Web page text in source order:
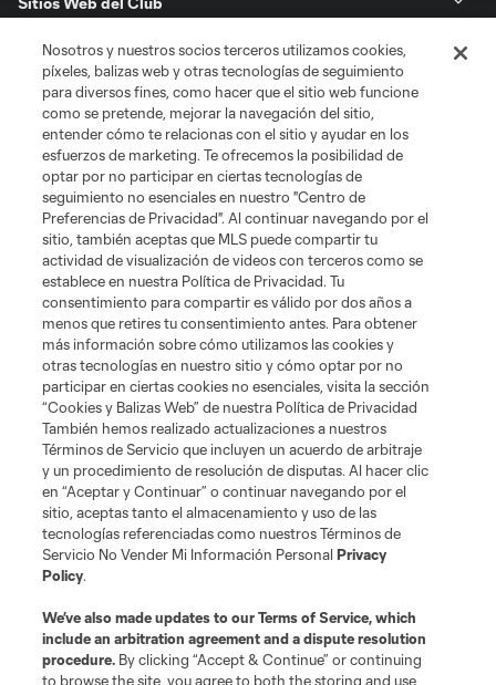
Club
Tickets
News
MLSSOCCER.COM
Terminos de servicio
Politica de privacidad
Do Not Sell or Share My Personal Information
Cookies Settings
©2026 MLS. The Major League Soccer and MLS name and shield are
registered trademarks of Major League Soccer, L.L.C. (“MLS”). The names
and logos of MLS teams are registered and/or common law trademarks of
MLS or are used with the permission of their owners. Any unauthorized use
is forbidden.
Nosotros y nuestros socios terceros utilizamos cookies,
píxeles, balizas web y otras tecnologías de seguimiento
para diversos fines, como hacer que el sitio web funcione
como se pretende, mejorar la navegación del sitio,
entender cómo te relacionas con el sitio y ayudar en los
esfuerzos de marketing. Te ofrecemos la posibilidad de
optar por no participar en ciertas tecnologías de
seguimiento no esenciales en nuestro "Centro de
Preferencias de Privacidad". Al continuar navegando por el
sitio, también aceptas que MLS puede compartir tu
actividad de visualización de videos con terceros como se
establece en nuestra Política de Privacidad. Tu
consentimiento para compartir es válido por dos años a
menos que retires tu consentimiento antes. Para obtener
más información sobre cómo utilizamos las cookies y
otras tecnologías en nuestro sitio y cómo optar por no
participar en ciertas cookies no esenciales, visita la sección
“Cookies y Balizas Web” de nuestra Política de Privacidad
También hemos realizado actualizaciones a nuestros
Términos de Servicio que incluyen un acuerdo de arbitraje
y un procedimiento de resolución de disputas. Al hacer clic
en “Aceptar y Continuar” o continuar navegando por el
sitio, aceptas tanto el almacenamiento y uso de las
tecnologías referenciadas como nuestros Términos de
Servicio No Vender Mi Información PersonalPrivacy
Policy.
We’ve also made updates to ourTerms of Service, which
include an arbitration agreement and a dispute resolution
procedure. By clicking “Accept & Continue” or continuing
to browse the site, you agree to both the storing and use